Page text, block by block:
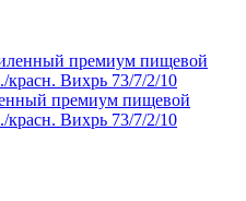
премиум пищевой
красн. Вихрь 73/7/2/10